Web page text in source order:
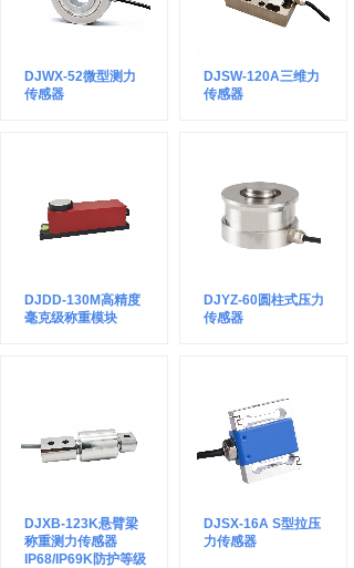
DJWX-52微型测力
传感器
DJSW-120A三维力
传感器
DJDD-130M高精度
毫克级称重模块
DJYZ-60圆柱式压力
传感器
DJXB-123K悬臂梁
称重测力传感器
IP68/IP69K防护等级
DJSX-16A S型拉压
力传感器